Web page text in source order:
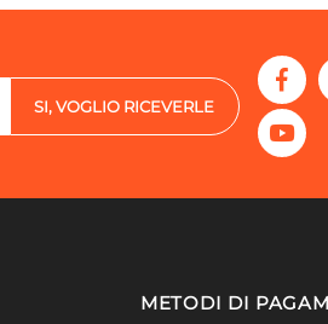
SI, VOGLIO RICEVERLE
METODI DI